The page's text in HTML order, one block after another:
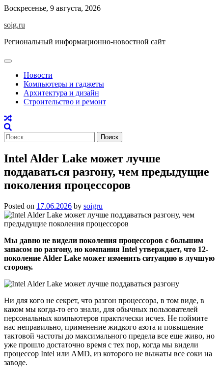
Skip
content
Воскресенье, 9 августа, 2026
soig.ru
Региональный информационно-новостной сайт
Новости
Компьютеры и гаджеты
Архитектура и дизайн
Строительство и ремонт
Найти:
Intel Alder Lake может лучше
поддаваться разгону, чем предыдущие
поколения процессоров
Posted on 17.06.2026 by soigru
Мы давно не видели поколения процессоров с большим
запасом по разгону, но компания Intel утверждает, что 12-
поколение Alder Lake может изменить ситуацию в лучшую
сторону.
Ни для кого не секрет, что разгон процессора, в том виде, в
каком мы когда-то его знали, для обычных пользователей
персональных компьютеров практически исчез. Не поймите
нас неправильно, применение жидкого азота и повышение
тактовой частоты до максимального предела все еще живо, но
уже прошло достаточно время с тех пор, когда мы видели
процессор Intel или AMD, из которого не выжаты все соки на
заводе.